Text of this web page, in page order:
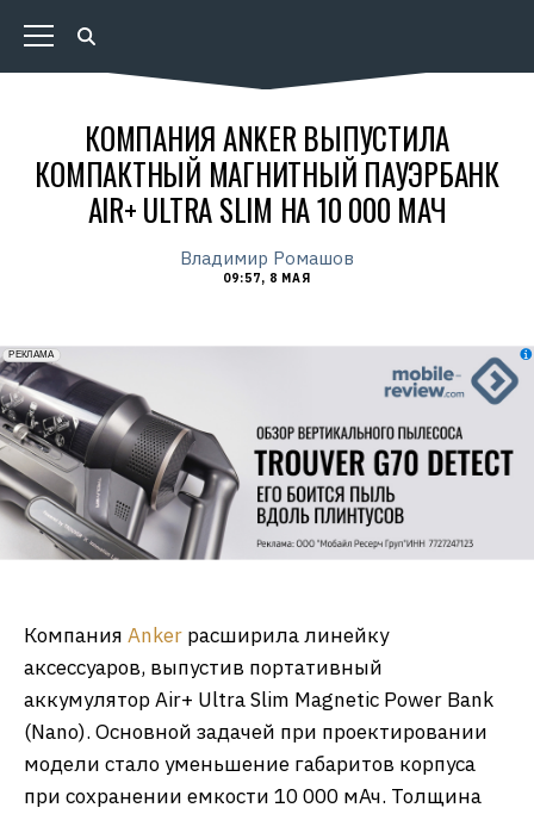
КОМПАНИЯ ANKER ВЫПУСТИЛА
КОМПАКТНЫЙ МАГНИТНЫЙ ПАУЭРБАНК
AIR+ ULTRA SLIM НА 10 000 МАЧ
Владимир Ромашов
09:57, 8 МАЯ
erid: 2VfnxxmNzs5
РЕКЛАМА
Компания Anker расширила линейку
аксессуаров, выпустив портативный
аккумулятор Air+ Ultra Slim Magnetic Power Bank
(Nano). Основной задачей при проектировании
модели стало уменьшение габаритов корпуса
при сохранении емкости 10 000 мАч. Толщина